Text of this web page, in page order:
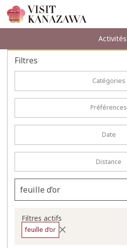
Explorer
Travel Trade and Media
Languages
Activités
Filtres
Catégories
Préférences
Date
Distance
Filtres actifs
feuille d’or